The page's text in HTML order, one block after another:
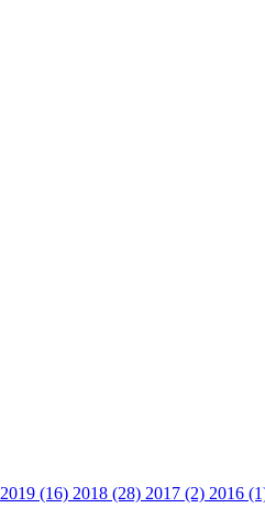
2019 (16) 2018 (28) 2017 (2) 2016